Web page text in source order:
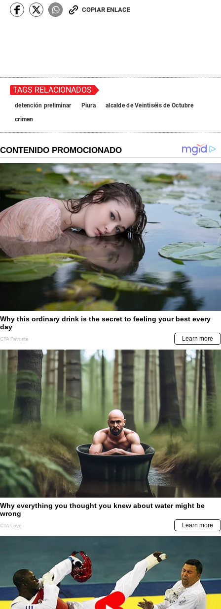
COPIAR ENLACE
TAGS RELACIONADOS
detención preliminar Piura
alcalde de Veintiséis de Octubre
crimen